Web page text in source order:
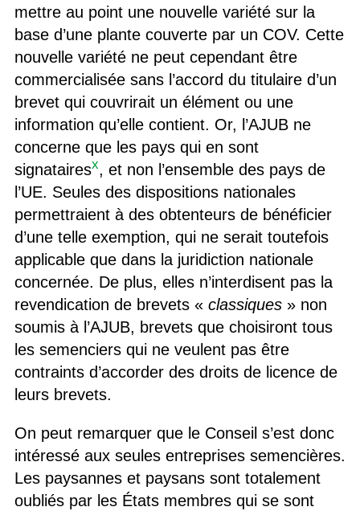
mettre au point une nouvelle variété sur la
base d’une plante couverte par un COV. Cette
nouvelle variété ne peut cependant être
commercialisée sans l’accord du titulaire d’un
brevet qui couvrirait un élément ou une
information qu’elle contient. Or, l’AJUB ne
concerne que les pays qui en sont
signatairesx, et non l’ensemble des pays de
l’UE. Seules des dispositions nationales
permettraient à des obtenteurs de bénéficier
d’une telle exemption, qui ne serait toutefois
applicable que dans la juridiction nationale
concernée. De plus, elles n’interdisent pas la
revendication de brevets « classiques» non
soumis à l’AJUB, brevets que choisiront tous
les semenciers qui ne veulent pas être
contraints d’accorder des droits de licence de
leurs brevets.
On peut remarquer que le Conseil s’est donc
intéressé aux seules entreprises semencières.
Les paysannes et paysans sont totalement
oubliés par les États membres qui se sont